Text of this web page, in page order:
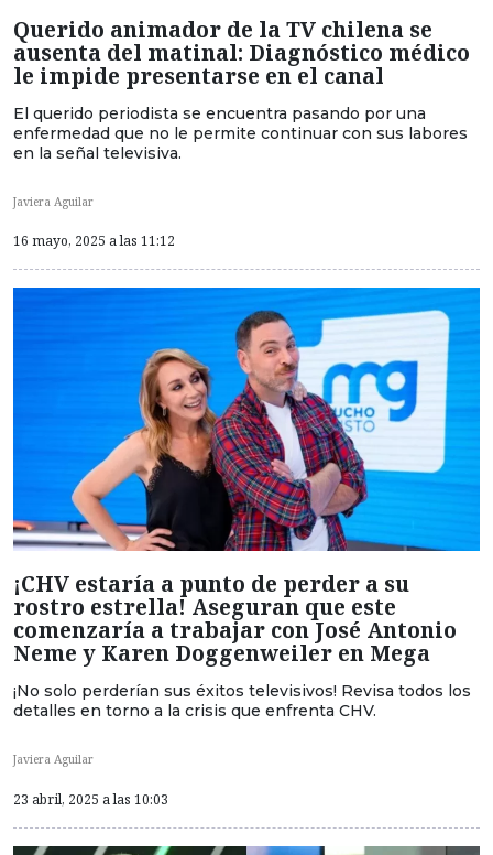
Querido animador de la TV chilena se
ausenta del matinal: Diagnóstico médico
le impide presentarse en el canal
El querido periodista se encuentra pasando por una
enfermedad que no le permite continuar con sus labores
en la señal televisiva.
Javiera Aguilar
16 mayo, 2025 a las 11:12
¡CHV estaría a punto de perder a su
rostro estrella! Aseguran que este
comenzaría a trabajar con José Antonio
Neme y Karen Doggenweiler en Mega
¡No solo perderían sus éxitos televisivos! Revisa todos los
detalles en torno a la crisis que enfrenta CHV.
Javiera Aguilar
23 abril, 2025 a las 10:03